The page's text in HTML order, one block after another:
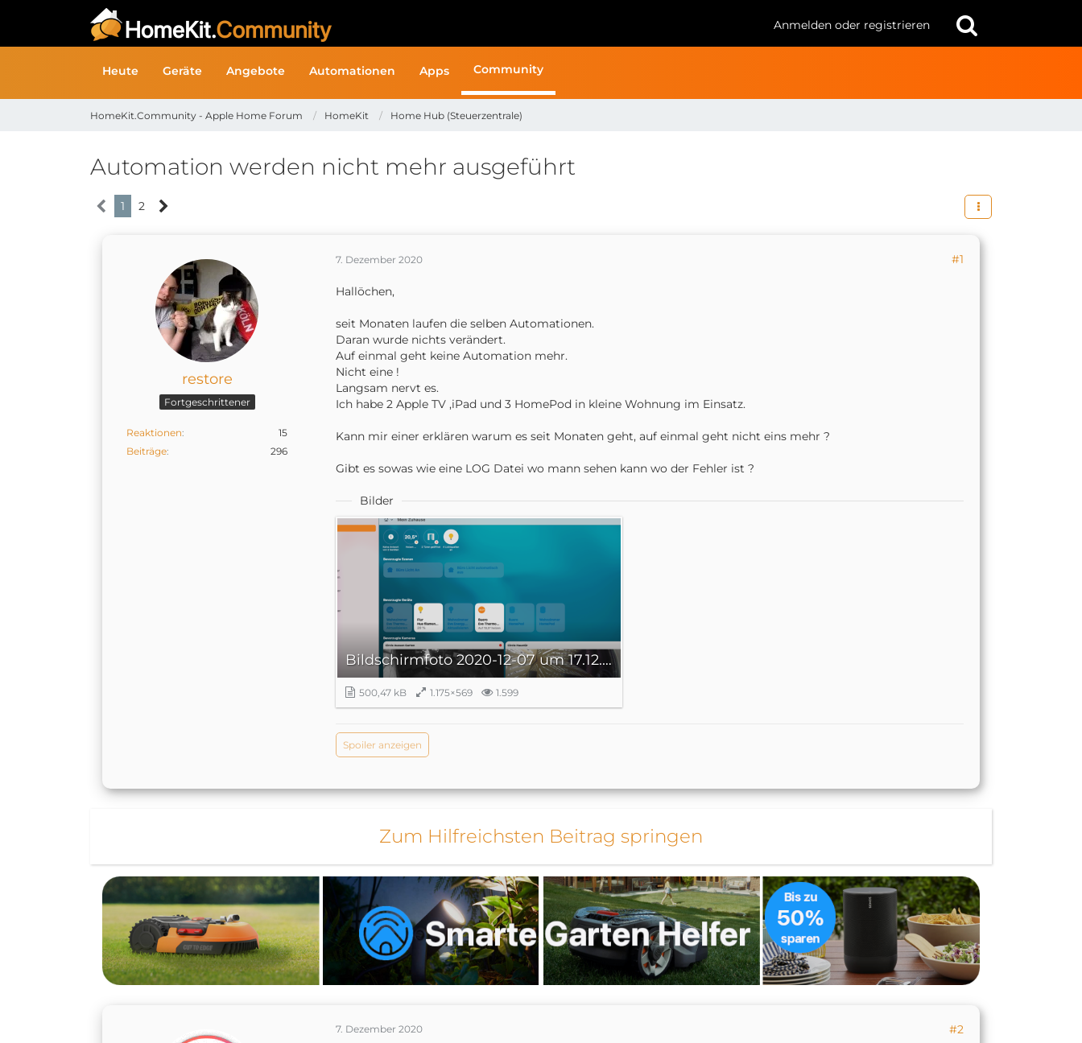
Anmelden oder registrieren
Heute Geräte Angebote Automationen Apps Community
HomeKit.Community - Apple Home Forum HomeKit Home Hub (Steuerzentrale)
Automation werden nicht mehr ausgeführt
1 2
restore
Fortgeschrittener
Reaktionen
15
Beiträge
296
7. Dezember 2020 #1
Hallöchen,
seit Monaten laufen die selben Automationen.
Daran wurde nichts verändert.
Auf einmal geht keine Automation mehr.
Nicht eine !
Langsam nervt es.
Ich habe 2 Apple TV ,iPad und 3 HomePod in kleine Wohnung im Einsatz.
Kann mir einer erklären warum es seit Monaten geht, auf einmal geht nicht eins mehr ?
Gibt es sowas wie eine LOG Datei wo mann sehen kann wo der Fehler ist ?
Bilder
Bildschirmfoto 2020-12-07 um 17.12.47 (2).png
500,47 kB 1.175×569 1.599
Spoiler anzeigen
Zum Hilfreichsten Beitrag springen
7. Dezember 2020 #2